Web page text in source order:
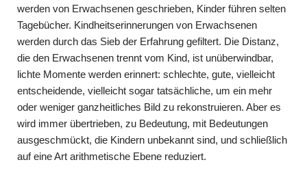
werden von Erwachsenen geschrieben, Kinder führen selten
Tagebücher. Kindheitserinnerungen von Erwachsenen
werden durch das Sieb der Erfahrung gefiltert. Die Distanz,
die den Erwachsenen trennt vom Kind, ist unüberwindbar,
lichte Momente werden erinnert: schlechte, gute, vielleicht
entscheidende, vielleicht sogar tatsächliche, um ein mehr
oder weniger ganzheitliches Bild zu rekonstruieren. Aber es
wird immer übertrieben, zu Bedeutung, mit Bedeutungen
ausgeschmückt, die Kindern unbekannt sind, und schließlich
auf eine Art arithmetische Ebene reduziert.